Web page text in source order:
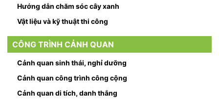
Hướng dẫn chăm sóc cây xanh
Vật liệu và kỹ thuật thi công
CÔNG TRÌNH CẢNH QUAN
Cảnh quan sinh thái, nghỉ dưỡng
Cảnh quan công trình công cộng
Cảnh quan di tích, danh thắng